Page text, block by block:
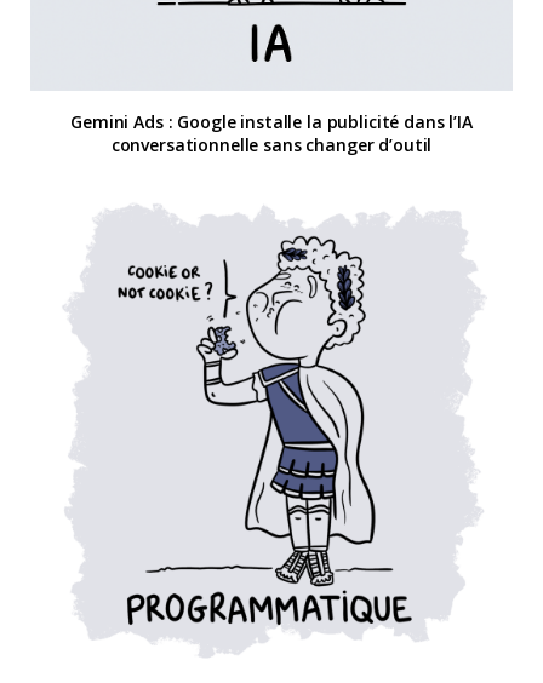
Gemini Ads : Google installe la publicité dans l’IA
conversationnelle sans changer d’outil